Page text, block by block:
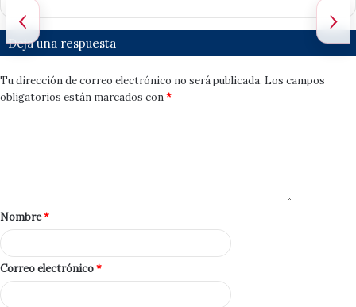
Deja una respuesta
Tu dirección de correo electrónico no será publicada. Los campos
obligatorios están marcados con*
Nombre*
Correo electrónico*
‹ ›